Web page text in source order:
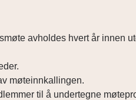
avholdes hvert år innen
møteinnkallingen.
til å undertegne